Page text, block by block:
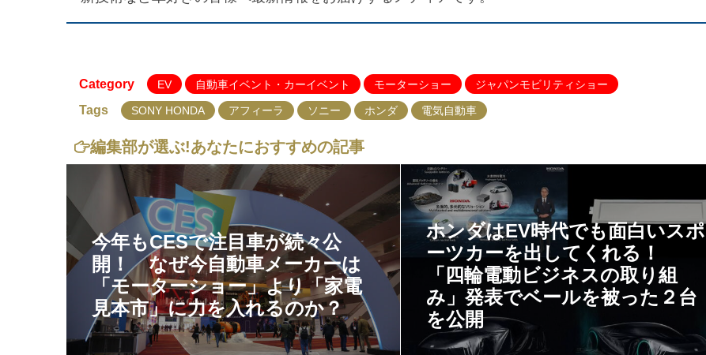
Category EV 自動車イベント・カーイベント モーターショー ジャパンモビリティショー
Tags SONY HONDA アフィーラ ソニー ホンダ 電気自動車
編集部が選ぶ!あなたにおすすめの記事
今年もCESで注目車が続々公
開！ なぜ今自動車メーカーは
「モーターショー」より「家電
見本市」に力を入れるのか？
ホンダはEV時代でも面白いスポ
ーツカーを出してくれる！
「四輪電動ビジネスの取り組
み」発表でベールを被った２台
を公開